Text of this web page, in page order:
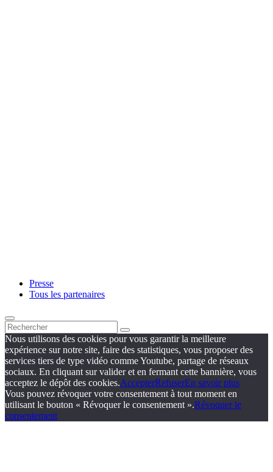
Presse
Tous les partenaires
Nous utilisons des cookies pour vous garantir la meilleure
expérience sur notre site, faire des statistiques, vous proposer des
services tiers de type vidéo comme Youtube, partage de réseaux
sociaux. En cliquant sur valider et en fermant cette bannière, vous
acceptez le dépôt des cookies.AccepterRefuserEn savoir plus
Vous pouvez révoquer votre consentement à tout moment en
utilisant le bouton « Révoquer le consentement ».Révoquer le
consentement